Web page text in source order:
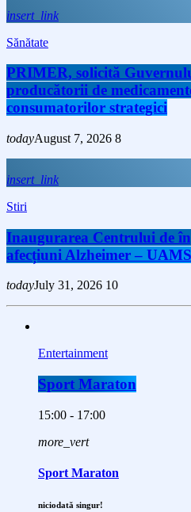
insert_link
Sănătate
PRIMER, solicită
producătorii de
consumatorilor strategici
todayAugust 7, 2026 8
insert_link
Stiri
Inaugurarea Centrului de
afecțiuni Alzheimer –
todayJuly 31, 2026 10
Entertainment
Sport Maraton
15:00 - 17:00
more_vert
Sport Maraton
niciodată singur!